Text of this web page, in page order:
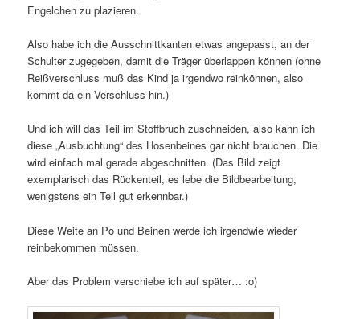
Engelchen zu plazieren.
Also habe ich die Ausschnittkanten etwas angepasst, an der
Schulter zugegeben, damit die Träger überlappen können (ohne
Reißverschluss muß das Kind ja irgendwo reinkönnen, also
kommt da ein Verschluss hin.)
Und ich will das Teil im Stoffbruch zuschneiden, also kann ich
diese „Ausbuchtung“ des Hosenbeines gar nicht brauchen. Die
wird einfach mal gerade abgeschnitten. (Das Bild zeigt
exemplarisch das Rückenteil, es lebe die Bildbearbeitung,
wenigstens ein Teil gut erkennbar.)
Diese Weite an Po und Beinen werde ich irgendwie wieder
reinbekommen müssen.
Aber das Problem verschiebe ich auf später… :o)